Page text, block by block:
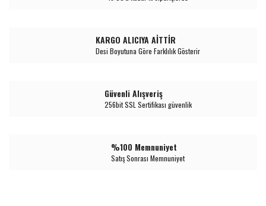
KARGO ALICIYA AİTTİR
Desi Boyutuna Göre Farklılık Gösterir
Güvenli Alışveriş
256bit SSL Sertifikası güvenlik
%100 Memnuniyet
Satış Sonrası Memnuniyet